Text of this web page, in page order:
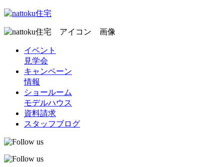
イベント
見学会
キャンペーン
情報
ショールーム
モデルハウス
資料請求
スタッフブログ